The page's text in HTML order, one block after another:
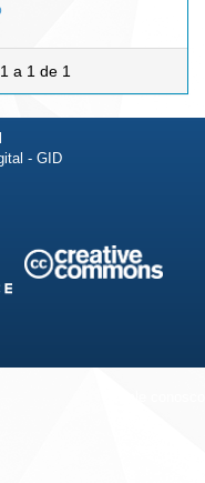
a 1 de 1
- GID